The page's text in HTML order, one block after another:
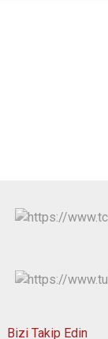
Bizi Takip Edin